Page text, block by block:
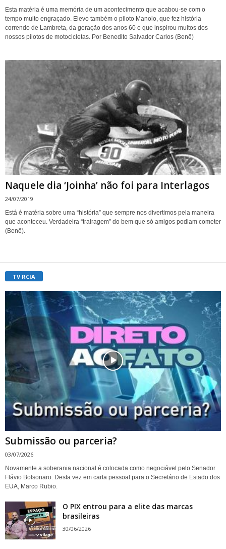
Esta matéria é uma memória de um acontecimento que acabou-se com o
tempo muito engraçado. Elevo também o piloto Manolo, que fez história
correndo de Lambreta, da geração dos anos 60 e que inspirou muitos dos
nossos pilotos de motocicletas. Por Benedito Salvador Carlos (Benê)
Naquele dia ‘Joinha’ não foi para Interlagos
24/07/2019
Está é matéria sobre uma “história” que sempre nos divertimos pela maneira
que aconteceu. Verdadeira “trairagem” do bem que só amigos podiam cometer
(Benê).
TV RCIA
Submissão ou parceria?
03/07/2026
Novamente a soberania nacional é colocada como negociável pelo Senador
Flávio Bolsonaro. Desta vez em carta pessoal para o Secretário de Estado dos
EUA, Marco Rubio.
O PIX entrou para a elite das marcas
brasileiras
30/06/2026